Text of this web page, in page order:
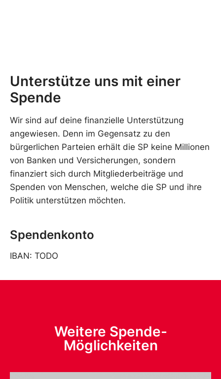
Unterstütze uns mit einer
Spende
Wir sind auf deine finanzielle Unterstützung
angewiesen. Denn im Gegensatz zu den
bürgerlichen Parteien erhält die SP keine Millionen
von Banken und Versicherungen, sondern
finanziert sich durch Mitgliederbeiträge und
Spenden von Menschen, welche die SP und ihre
Politik unterstützen möchten.
Spendenkonto
IBAN: TODO
Weitere Spende-
Möglichkeiten